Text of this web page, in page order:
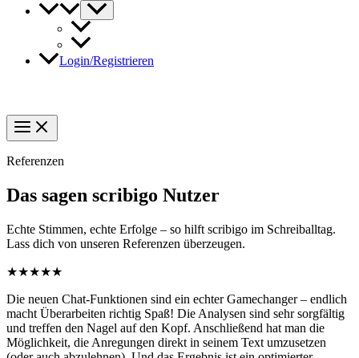
Login/Registrieren
Referenzen
Das sagen scribigo Nutzer
Echte Stimmen, echte Erfolge – so hilft scribigo im Schreiballtag.
Lass dich von unseren Referenzen überzeugen.
★★★★★
Die neuen Chat-Funktionen sind ein echter Gamechanger – endlich
macht Überarbeiten richtig Spaß! Die Analysen sind sehr sorgfältig
und treffen den Nagel auf den Kopf. Anschließend hat man die
Möglichkeit, die Anregungen direkt in seinem Text umzusetzen